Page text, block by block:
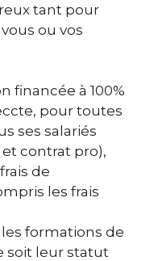
tant pour
ou vos
financée à 100%
pour toutes
ses salariés
contrat pro),
de
les frais
formations de
soit leur statut